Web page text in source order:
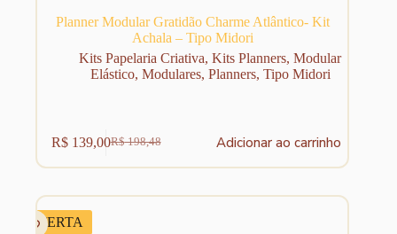
Planner Modular Gratidão Charme Atlântico- Kit
Achala – Tipo Midori
Kits Papelaria Criativa,Kits Planners,Modular
Elástico, Modulares, Planners, Tipo Midori
R$198,48
O
preço
era:
R$139,00O
preço
é:
Adicionar ao carrinho
OFERTA